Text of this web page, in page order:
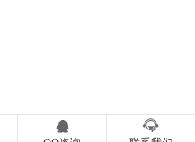
 